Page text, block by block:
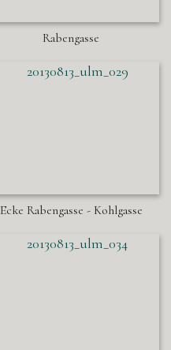
Rabengasse
Ecke Rabengasse - Kohlgasse